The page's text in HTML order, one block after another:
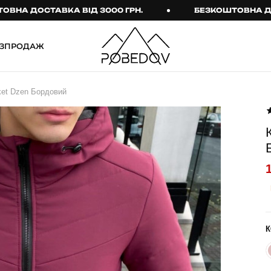
ДОСТАВКА ВІД 3000 ГРН. БЕЗКОШТОВНА
Брюки
Джогери
Карго
Спортивні штани
Лосини
Джинси
КОМПЛЕКТИ
Куртка й штани
Тактичний жіночий
одяг
Тактичний чоловічий
одяг
Тактичні рукавиці
Тактичні шкарпетки
ТЕРМО-КОМПЛЕКТИ
ФУТБОЛКИ І СОРОЧКИ
Dzen Бордовий